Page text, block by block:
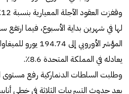
لها في شهرين بداية الأسبوع، فيما ارتفع
المؤشر الأوروبي إلى
يعادله في المملكة المتحدة 8.6٪.
وطلبت السلطات الدنماركية رفع مستوى
بعد حدوث التسريبات الثلاثة في خطي